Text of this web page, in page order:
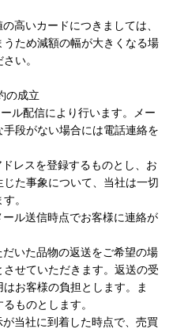
高いカードにつきましては、
ため減額の幅が大きくなる場
い。
の成立
ル配信により行います。メー
段がない場合には電話連絡を
レスを登録するものとし、お
た事象について、当社は一切
。
ル送信時点でお客様に連絡が
いた品物の返送をご希望の場
せていただきます。返送の受
お客様の負担とします。ま
ものとします。
当社に到着した時点で、売買